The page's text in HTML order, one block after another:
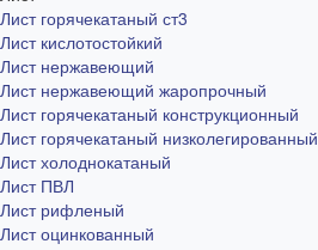
Лист горячекатаный ст3
Лист кислотостойкий
Лист нержавеющий
Лист нержавеющий жаропрочный
Лист горячекатаный конструкционный
Лист горячекатаный низколегированный
Лист холоднокатаный
Лист ПВЛ
Лист рифленый
Лист оцинкованный